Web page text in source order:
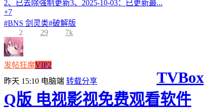
2、已去除强制更新3、2025-10-03：已更新最...
+7
#BNS 剑灵类#破解版
2
29 7k
发帖狂魔VIP2
昨天 15:10 电脑端 转载分享
TVBox
Q版 电视影视免费观看软件